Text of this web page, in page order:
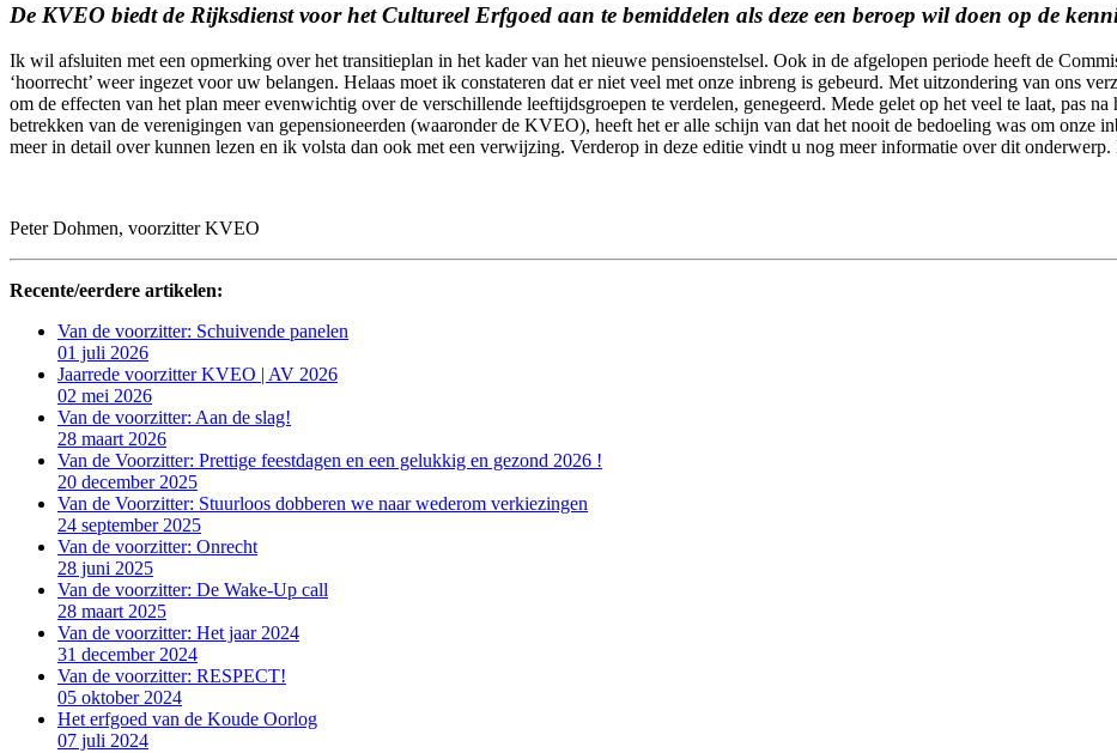
De KVEO biedt de Rijksdienst voor het Cultureel Erfgoed aan te bemiddelen als deze een beroep wil doen op de
Ik wil afsluiten met een opmerking over het transitieplan in het kader van het nieuwe pensioenstelsel. Ook in de afgelopen periode heeft de
‘hoorrecht’ weer ingezet voor uw belangen. Helaas moet ik constateren dat er niet veel met onze inbreng is gebeurd. Met uitzondering van ons
om de effecten van het plan meer evenwichtig over de verschillende leeftijdsgroepen te verdelen, genegeerd. Mede gelet op het veel te laat, pas
betrekken van de verenigingen van gepensioneerden (waaronder de KVEO), heeft het er alle schijn van dat het nooit de bedoeling was om onze
meer in detail over kunnen lezen en ik volsta dan ook met een verwijzing. Verderop in deze editie vindt u nog meer informatie over dit
Peter Dohmen, voorzitter KVEO
Recente/eerdere artikelen:
Van de voorzitter: Schuivende panelen
01 juli 2026
Jaarrede voorzitter KVEO | AV 2026
02 mei 2026
Van de voorzitter: Aan de slag!
28 maart 2026
Van de Voorzitter: Prettige feestdagen en een gelukkig en gezond 2026 !
20 december 2025
Van de Voorzitter: Stuurloos dobberen we naar wederom verkiezingen
24 september 2025
Van de voorzitter: Onrecht
28 juni 2025
Van de voorzitter: De Wake-Up call
28 maart 2025
Van de voorzitter: Het jaar 2024
31 december 2024
Van de voorzitter: RESPECT!
05 oktober 2024
Het erfgoed van de Koude Oorlog
07 juli 2024